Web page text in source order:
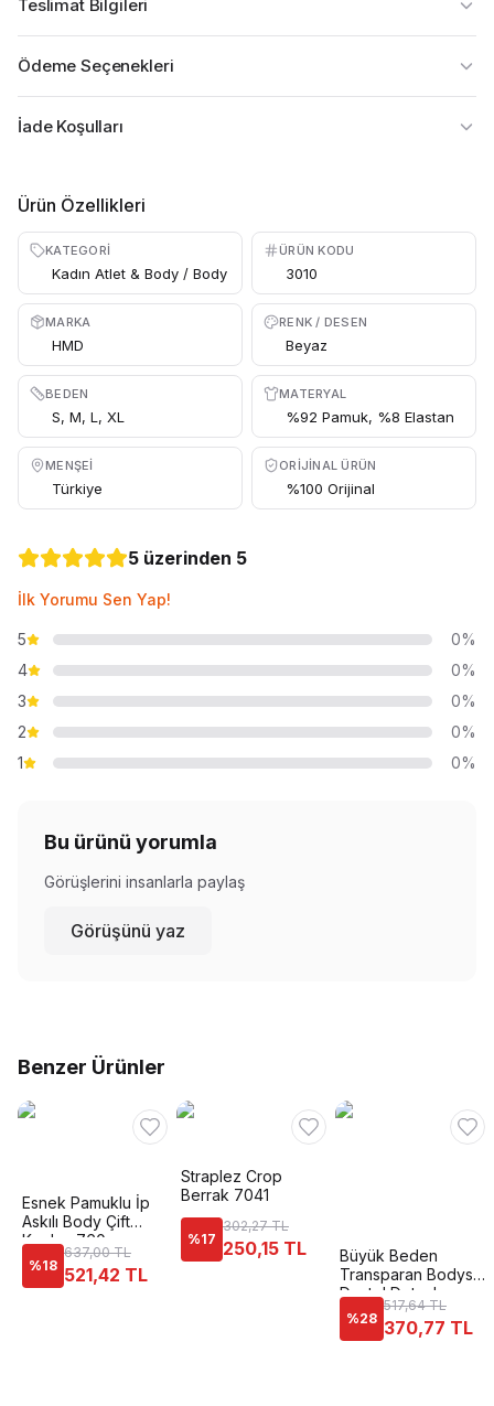
Teslimat Bilgileri
Ödeme Seçenekleri
İade Koşulları
Ürün Özellikleri
KATEGORI
Kadın Atlet & Body / Body
ÜRÜN KODU
3010
MARKA
HMD
RENK / DESEN
Beyaz
BEDEN
S, M, L, XL
MATERYAL
%92 Pamuk, %8 Elastan
MENŞEI
Türkiye
ORIJINAL ÜRÜN
%100 Orijinal
5 üzerinden 5
İlk Yorumu Sen Yap!
5
0%
4
0%
3
0%
2
0%
1
0%
Bu ürünü yorumla
Görüşlerini insanlarla paylaş
Görüşünü yaz
Benzer Ürünler
Esnek Pamuklu İp
Askılı Body Çift
Kaplan 760
%18
637,00 TL
521,42 TL
Straplez Crop
Berrak 7041
%17
302,27 TL
250,15 TL
Büyük Beden
Transparan Bodysuit
Dantel Detaylı
Donex 8020
%28
517,64 TL
370,77 TL